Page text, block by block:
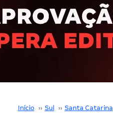
Início ›› Sul ›› Santa Catarina